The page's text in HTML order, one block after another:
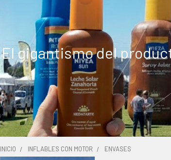
El gigantismo del
INICIO INFLABLES CON MOTOR ENVASES